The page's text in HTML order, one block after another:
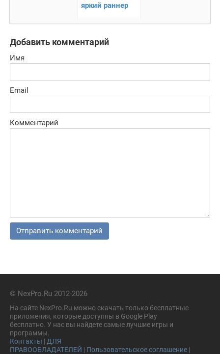
яркий раннер
Добавить комментарий
Имя
Email
Комментарий
© NexPro.Ru 2012-2026
На сайте NexPro.Ru можно скачать только бесплатные
приложения, которые доступны в Google Play
бесплатно. У нас вы найдете самые лучшие игры и
программы.
Контакты | ДЛЯ
ПРАВООБЛАДАТЕЛЕЙ | Пользовательское соглашение |